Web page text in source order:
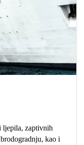
ljepila, zaptivnih
kao i